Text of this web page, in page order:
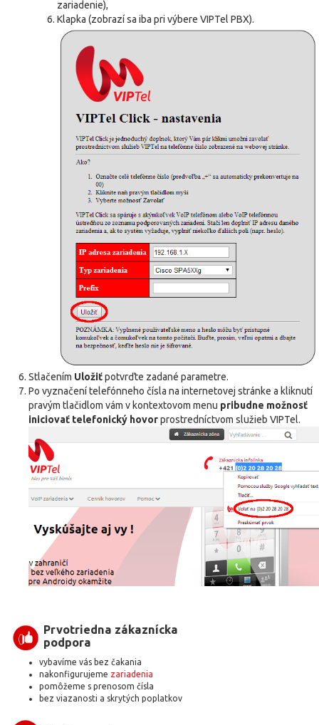
zariadenie),
Klapka (zobrazí sa iba pri výbere VIPTel PBX).
Stlačením Uložiťpotvrďte zadané parametre.
Po vyznačení telefónneho čísla na internetovej stránke a kliknutí
pravým tlačidlom vám v kontextovom menu pribudne možnosť
iniciovať telefonický hovorprostredníctvom služieb VIPTel.
Prvotriedna zákaznícka
podpora
vybavíme vás bez čakania
nakonfigurujeme zariadenia
pomôžeme s prenosom čísla
bez viazanosti a skrytých poplatkov